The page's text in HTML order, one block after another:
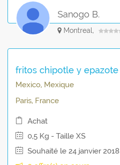
Sanogo B.
Montreal,
fritos chipotle y epazote
Mexico, Mexique
Paris, France
Achat
0,5 Kg - Taille XS
Souhaité le 24 janvier 2018